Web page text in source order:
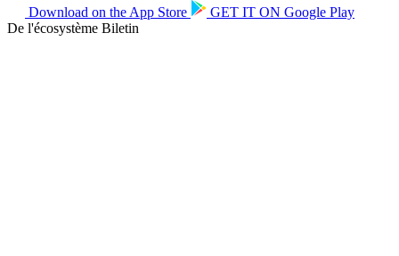
Download on the App Store GET IT ON Google Play
De l'écosystème Biletin